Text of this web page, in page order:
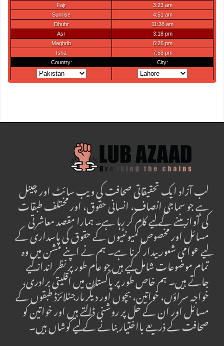
لب آزاد ایک تحقیقاتی صحافت کی ویب سائٹ اور چینل
ہے جو سماجی انصاف، انسانی حقوق، اور مختلف طبقات
کی آواز بننے کے لیے کام کر رہا ہے۔ ہمارا مقصد معاشرتی
مسائل اور مخصوص کمیونٹیوں کے حقوق کی پاسداری کے
لیے عوامی شعور بیدار کرنا ہے۔ ہم نے اپنے مشن میں وہ
تمام موضوعات شامل کیے ہیں جو عام طور پر نظر انداز کیے
جاتے ہیں۔ ہم خاص طور پر پاکستان میں اقلیتی برادری،
خواجہ سراؤں، خواتین، بچوں اور دیگر مارجنلائزڈ طبقوں کے
مسائل اور ان کے حل پر روشنی ڈالتے ہیں اور خواتین کو
صحافت کے ذریعے بااختیار بنانے کے لیے کوشاں ہیں۔